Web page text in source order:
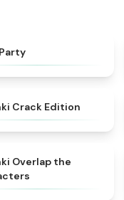
Crack Edition
Overlap the